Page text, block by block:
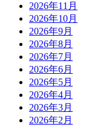
2026年11月
2026年10月
2026年9月
2026年8月
2026年7月
2026年6月
2026年5月
2026年4月
2026年3月
2026年2月